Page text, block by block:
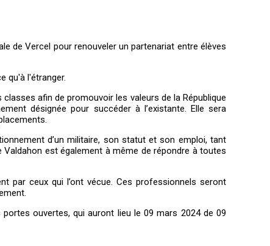
de Vercel pour renouveler un partenariat entre élèves
qu'à l'étranger.
afin de promouvoir les valeurs de la République
désignée pour succéder à l’existante. Elle sera
d’un militaire, son statut et son emploi, tant
est également à même de répondre à toutes
par ceux qui l’ont vécue. Ces professionnels seront
ouvertes, qui auront lieu le 09 mars 2024 de 09